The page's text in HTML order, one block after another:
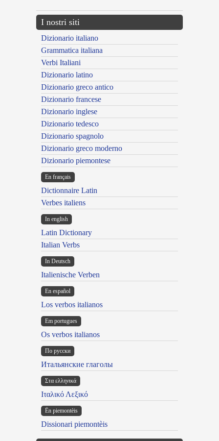
I nostri siti
Dizionario italiano
Grammatica italiana
Verbi Italiani
Dizionario latino
Dizionario greco antico
Dizionario francese
Dizionario inglese
Dizionario tedesco
Dizionario spagnolo
Dizionario greco moderno
Dizionario piemontese
En français
Dictionnaire Latin
Verbes italiens
In english
Latin Dictionary
Italian Verbs
In Deutsch
Italienische Verben
En español
Los verbos italianos
Em portugues
Os verbos italianos
По русски
Итальянские глаголы
Στα ελληνικά
Ιταλικό Λεξικό
Ën piemontèis
Dissionari piemontèis